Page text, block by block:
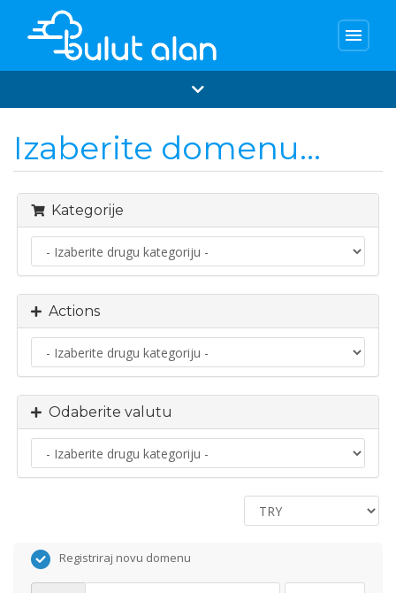
menu
Izaberite domenu...
Kategorije
Actions
Odaberite valutu
Registriraj novu domenu